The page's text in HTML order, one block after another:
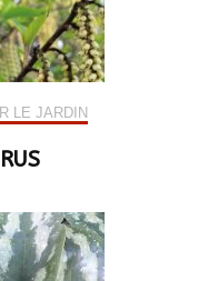
LE JARDIN